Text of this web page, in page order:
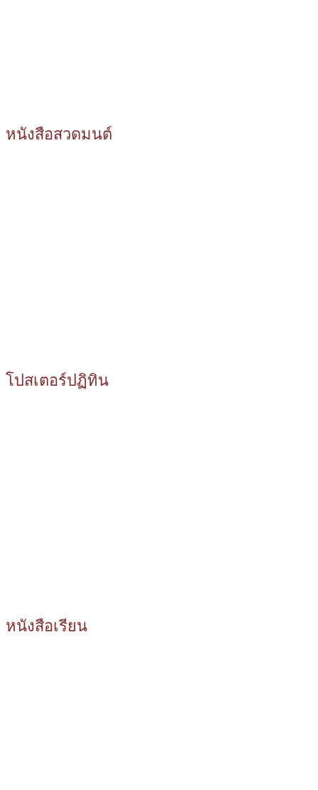
หนังสือสวดมนต์
โปสเตอร์ปฏิทิน
หนังสือเรียน